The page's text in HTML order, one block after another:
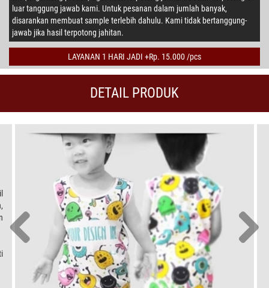
luar tanggung jawab kami. Untuk pesanan dalam jumlah banyak,
disarankan membuat sample terlebih dahulu. Kami tidak bertanggung-
jawab jika hasil terpotong jahitan.
LAYANAN 1 HARI JADI +Rp. 15.000 /pcs
DETAIL PRODUK